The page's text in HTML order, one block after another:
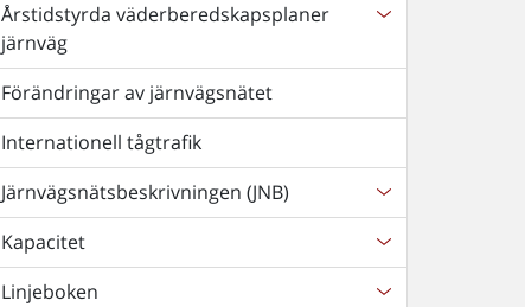
Årstidstyrda väderberedskapsplaner
järnväg
Förändringar av järnvägsnätet
Internationell tågtrafik
Järnvägsnätsbeskrivningen (JNB)
Kapacitet
Linjeboken